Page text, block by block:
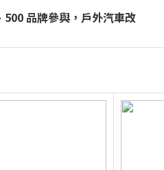
500 品牌參與，戶外汽車改